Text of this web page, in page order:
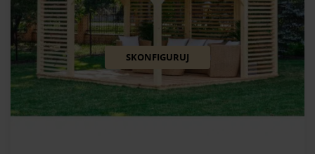
SKONFIGURUJ